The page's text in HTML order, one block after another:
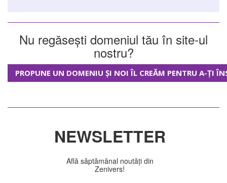
Nu regăsești domeniul tău în site-ul
nostru?
PROPUNE UN DOMENIU ȘI NOI ÎL CREĂM PENTRU A-ȚI
NEWSLETTER
Află săptămânal noutăți din
Zenivers!